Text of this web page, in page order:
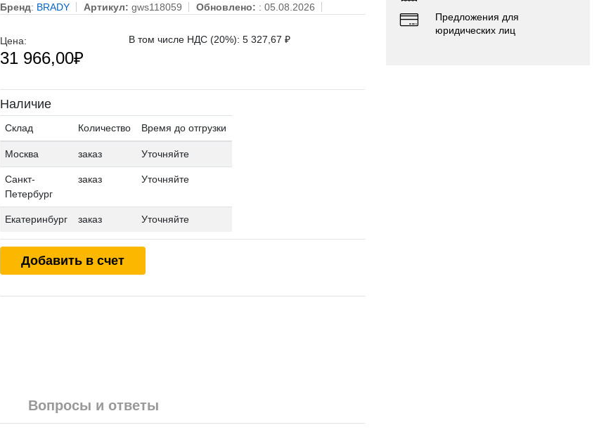
Бренд: BRADY Артикул: gws118059 Обновлено: : 05.08.2026
Цена:
31 966,00₽
В том числе НДС (20%): 5 327,67 ₽
Наличие
Склад Количество Время до отгрузки
Москва заказ Уточняйте
Санкт-
Петербург
заказ Уточняйте
Екатеринбург заказ Уточняйте
Добавить в счет
Вопросы и ответы
Предложения для
юридических лиц